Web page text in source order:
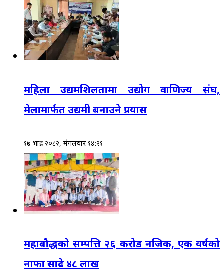
महिला उद्यमशिलतामा उद्योग वाणिज्य संघ,
मेलामार्फत उद्यमी बनाउने प्रयास
१७ भाद्र २०८२, मंगलवार १४:२१
महाबौद्धको सम्पत्ति २६ करोड नजिक, एक वर्षको
नाफा साढे ४८ लाख